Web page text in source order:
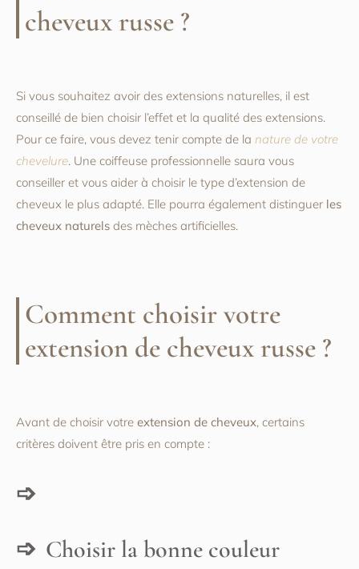
cheveux russe ?
Si vous souhaitez avoir des extensions naturelles, il est
conseillé de bien choisir l’effet et la qualité des extensions.
Pour ce faire, vous devez tenir compte de la nature de votre
chevelure. Une coiffeuse professionnelle saura vous
conseiller et vous aider à choisir le type d’extension de
cheveux le plus adapté. Elle pourra également distinguer les
cheveux naturels des mèches artificielles.
Comment choisir votre
extension de cheveux russe ?
Avant de choisir votre extension de cheveux, certains
critères doivent être pris en compte :
Choisir la bonne couleur